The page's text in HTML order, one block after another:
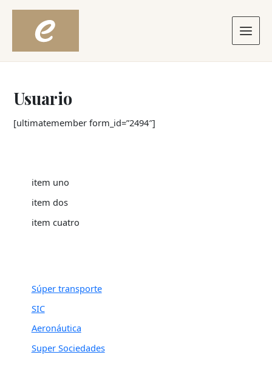
contenido
Menu
Usuario
[ultimatemember form_id=”2494″]
item uno
item dos
item cuatro
Súper transporte
SIC
Aeronáutica
Super Sociedades